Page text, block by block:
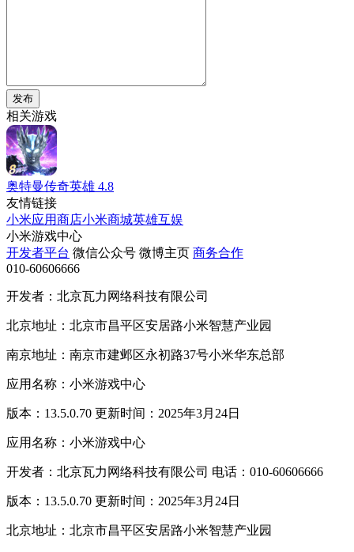
发布
相关游戏
奥特曼传奇英雄 4.8
友情链接
小米应用商店小米商城英雄互娱
小米游戏中心
开发者平台 微信公众号 微博主页 商务合作
010-60606666
开发者：北京瓦力网络科技有限公司
北京地址：北京市昌平区安居路小米智慧产业园
南京地址：南京市建邺区永初路37号小米华东总部
应用名称：小米游戏中心
版本：13.5.0.70 更新时间：2025年3月24日
应用名称：小米游戏中心
开发者：北京瓦力网络科技有限公司 电话：010-60606666
版本：13.5.0.70 更新时间：2025年3月24日
北京地址：北京市昌平区安居路小米智慧产业园